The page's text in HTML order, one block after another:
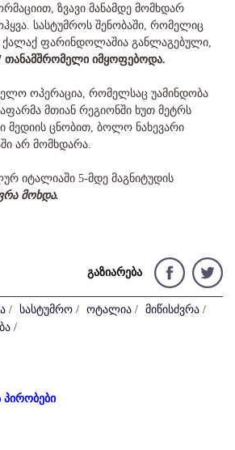
ზვავი მანამდე მომხდარ
სასტუმროს შენობაში, რომელიც
ქალაქ ფარინდოლაშია განლაგებული,
თანამშრომელი იმყოფებოდა.
ოპერაცია, რომელსაც უამინდობა
მთიან რეგიონში ხუთ მეტრს
მედიის ცნობით, ბოლო ნახევარი
არ მომხდარა.
იტალიაში 5-მდე მაგნიტუდის
მოხდა.
გაზიარება
/ სასტუმრო / ოტალია / მიწისძვრა /
/
პირობები